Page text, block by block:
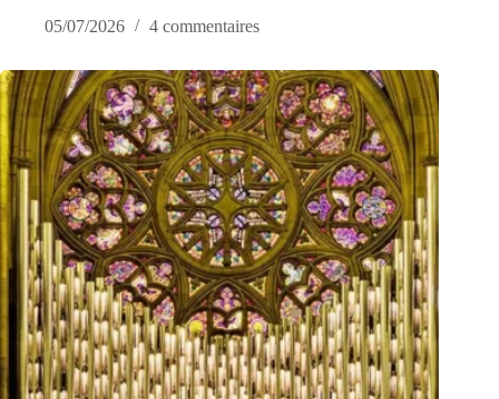
05/07/2026
4 commentaires